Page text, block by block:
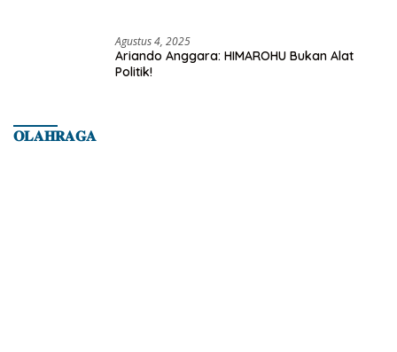
Agustus 4, 2025
Ariando Anggara: HIMAROHU Bukan Alat
Politik!
𝐎𝐋𝐀𝐇𝐑𝐀𝐆𝐀